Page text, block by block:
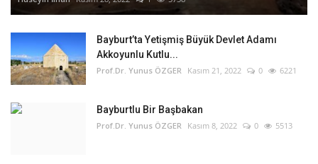
Bayburt’ta Yetişmiş Büyük Devlet Adamı
Akkoyunlu Kutlu...
Prof.Dr. Yunus ÖZGER Kasım 21, 2022 0 6221
Bayburtlu Bir Başbakan
Prof.Dr. Yunus ÖZGER Kasım 8, 2022 0 5513